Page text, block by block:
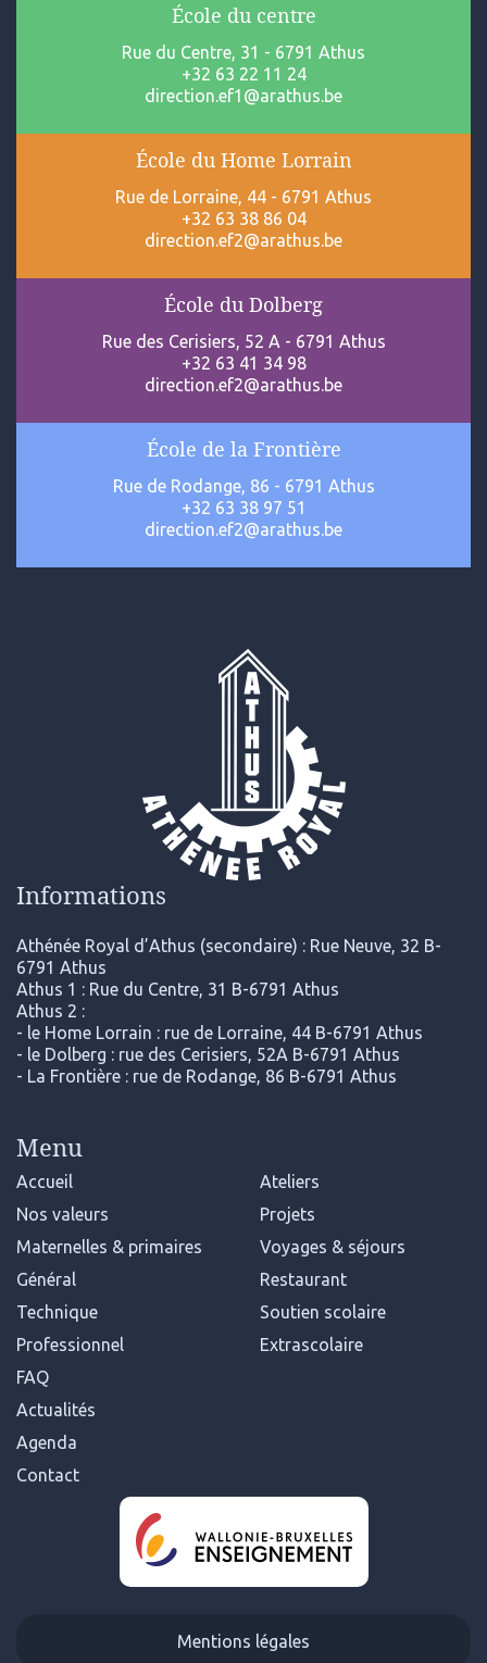
École du centre
Rue du Centre, 31 - 6791 Athus
+32 63 22 11 24
direction.ef1@arathus.be
École du Home Lorrain
Rue de Lorraine, 44 - 6791 Athus
+32 63 38 86 04
direction.ef2@arathus.be
École du Dolberg
Rue des Cerisiers, 52 A - 6791 Athus
+32 63 41 34 98
direction.ef2@arathus.be
École de la Frontière
Rue de Rodange, 86 - 6791 Athus
+32 63 38 97 51
direction.ef2@arathus.be
Informations
Athénée Royal d’Athus (secondaire) : Rue Neuve, 32 B-
6791 Athus
Athus 1 : Rue du Centre, 31 B-6791 Athus
Athus 2 :
- le Home Lorrain : rue de Lorraine, 44 B-6791 Athus
- le Dolberg : rue des Cerisiers, 52A B-6791 Athus
- La Frontière : rue de Rodange, 86 B-6791 Athus
Menu
Accueil
Nos valeurs
Maternelles & primaires
Général
Technique
Professionnel
FAQ
Actualités
Agenda
Contact
Ateliers
Projets
Voyages & séjours
Restaurant
Soutien scolaire
Extrascolaire
Mentions légales